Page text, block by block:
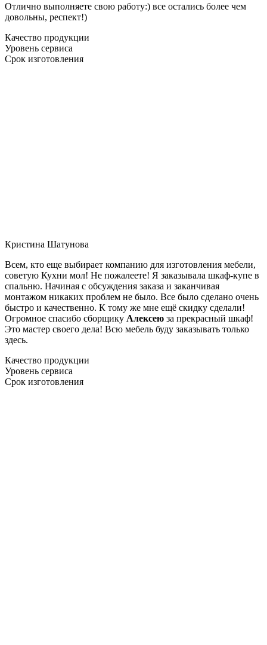
Отлично выполняете свою работу:) все остались более чем
довольны, респект!)
Качество продукции
Уровень сервиса
Срок изготовления
Кристина Шатунова
Всем, кто еще выбирает компанию для изготовления мебели,
советую Кухни мол! Не пожалеете! Я заказывала шкаф-купе в
спальню. Начиная с обсуждения заказа и заканчивая
монтажом никаких проблем не было. Все было сделано очень
быстро и качественно. К тому же мне ещё скидку сделали!
Огромное спасибо сборщику Алексею за прекрасный шкаф!
Это мастер своего дела! Всю мебель буду заказывать только
здесь.
Качество продукции
Уровень сервиса
Срок изготовления